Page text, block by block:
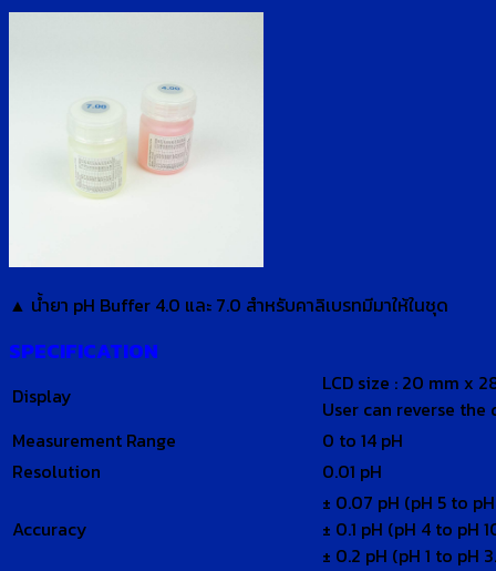
▲ น้ำยา pH Buffer 4.0 และ 7.0 สำหรับคาลิเบรทมีมาให้ในชุด
SPECIFICATION
Display
LCD size : 20 mm x
User can reverse
Measurement Range
0 to 14 pH
Resolution
0.01 pH
Accuracy
± 0.07 pH (pH 5 to
± 0.1 pH (pH 4 to pH
± 0.2 pH (pH 1 to pH